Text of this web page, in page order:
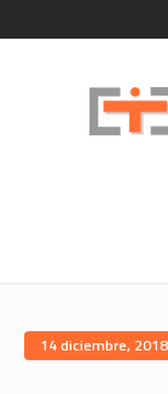
14 diciembre, 2018